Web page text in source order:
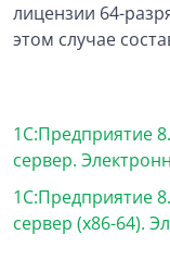
лицензии 64-
этом случае
1С:Предприятие
сервер.
1С:Предприятие
сервер (x86-64).